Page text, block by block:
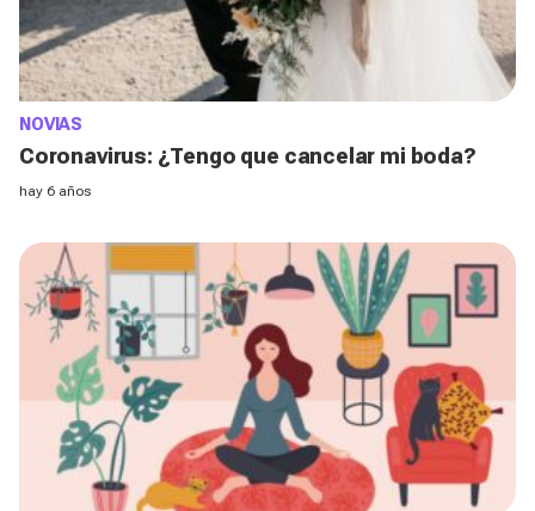
NOVIAS
Coronavirus: ¿Tengo que cancelar mi boda?
hay 6 años